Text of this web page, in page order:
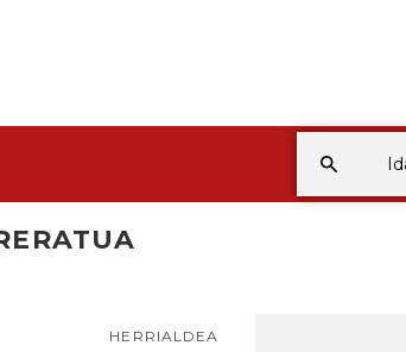
HERRIALDEA